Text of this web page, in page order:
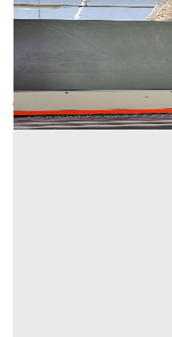
Monza
Prezzo
5.000 €
Codice annuncio:1490798468